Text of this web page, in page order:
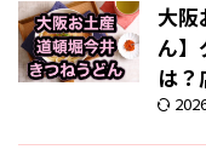
大阪
ん】
は？